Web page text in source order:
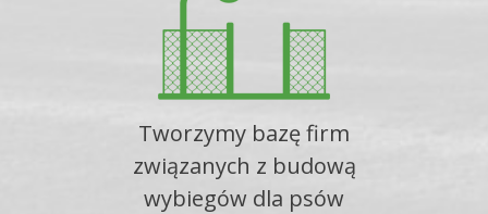
Tworzymy bazę firm
związanych z budową
wybiegów dla psów